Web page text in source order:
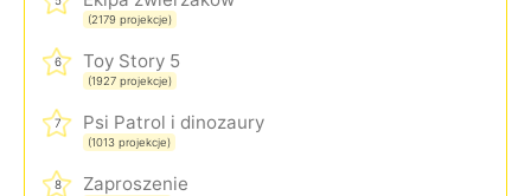
(2179 projekcje)
6 Toy Story 5
(1927 projekcje)
7 Psi Patrol i dinozaury
(1013 projekcje)
8 Zaproszenie